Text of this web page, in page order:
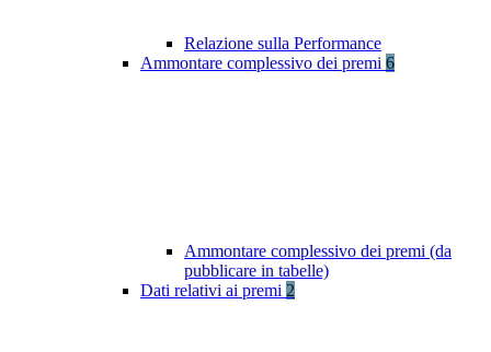
Relazione sulla Performance
Ammontare complessivo dei premi 6
Ammontare complessivo dei premi (da
pubblicare in tabelle)
Dati relativi ai premi 2